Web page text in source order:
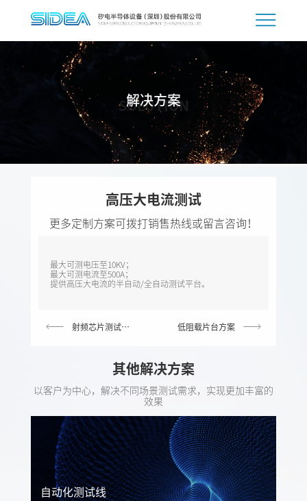
解决方案
SOLUTION
高压大电流测试
更多定制方案可拨打销售热线或留言咨询！
最大可测电压至10KV；
最大可测电流至500A；
提供高压大电流的半自动/全自动测试平台。
射频芯片测试解决方案 低阻载片台方案
其他解决方案
以客户为中心，解决不同场景测试需求，实现更加丰富的
效果
自动化测试线